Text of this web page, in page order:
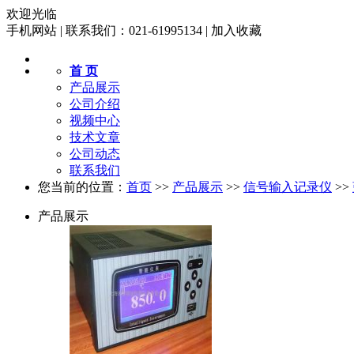
欢迎光临
手机网站 | 联系我们：021-61995134 | 加入收藏
首 页
产品展示
公司介绍
视频中心
技术文章
公司动态
联系我们
您当前的位置： 首页 >> 产品展示 >> 信号输入记录仪 >>
产品展示